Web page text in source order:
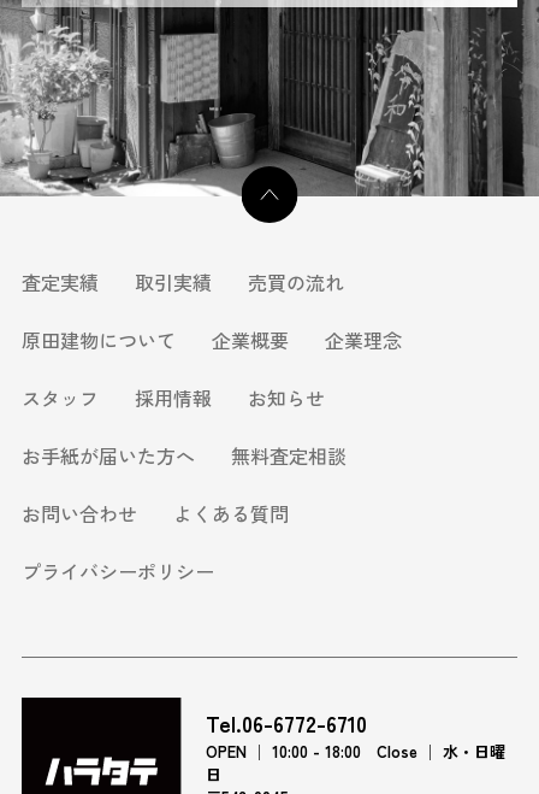
Tel.06-6772-6710
OPEN │ 10:00 - 18:00 Close │ 水・日曜
日
査定実績 取引実績
売買の流れ
原田建物について
企業概要
企業理念
スタッフ
採用情報
お知らせ
お手紙が届いた方へ
無料査定相談
お問い合わせ
よくある質問
プライバシーポリシー